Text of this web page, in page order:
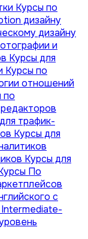
Курсы по
дизайну
дизайну
и
Курсы для
Курсы по
отношений
по
трафик-
Курсы для
Курсы для
По
с
Intermediate-